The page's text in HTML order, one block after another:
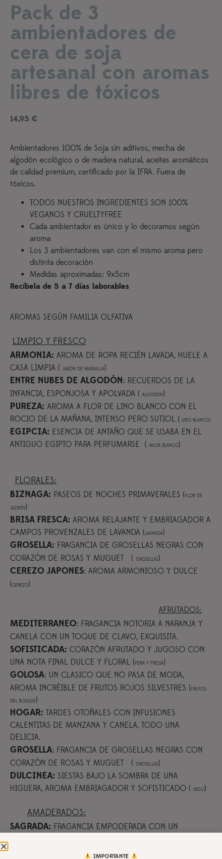
Pack de 3
ambientadores de
cera de soja
artesanal con aromas
libres de tóxicos
14,95 €
Ambientadores 100% de Soja sin aditivos, mecha de
algodón ecológico o de madera natural, aceites aromáticos
de calidad premium, certificado por la IFRA. Fuera de
tóxicos.
TODOS NUESTROS INGREDIENTES SON 100%
VEGANOS Y CRUELTYFREE
Cada ambientador es único y lo decoramos según
aroma
Los 3 ambientadores van con el mismo aroma pero
distinta decoración
Medidas aproximadas: 9x5cm
Recíbela de 5 a 7 días laborables
AROMAS SEGÚN FAMILIA OLFATIVA
LIMPIO Y FRESCO
ARMONIA: AROMA DE ROPA RECIÉN LAVADA, HUELE A
CASA LIMPIA ( JABÓN DE MARSELLA)
ENTRE NUBES DE ALGODÓN: RECUERDOS DE LA
INFANCIA, ESPONJOSA Y APOLVADA ( ALGODÓN)
PUREZA: AROMA A FLOR DE LINO BLANCO CON EL
ROCIO DE LA MAÑANA, INTENSO PERO SUTIOL ( LINO BLANCO)
EGIPCIA: ESENCIA DE ANTAÑO QUE SE USABA EN EL
ANTIGUO EGIPTO PARA PERFUMARSE ( MUSK BLANCO)
FLORALES:
BIZNAGA: PASEOS DE NOCHES PRIMAVERALES (FLOR DE
JAZMÍN)
BRISA FRESCA: AROMA RELAJANTE Y EMBRIAGADOR A
CAMPOS PROVENZALES DE LAVANDA (LAVANDA)
GROSELLA: FRAGANCIA DE GROSELLAS NEGRAS CON
CORAZÓN DE ROSAS Y MUGUET ( GROSELLAS)
CEREZO JAPONES: AROMA ARMONIOSO Y DULCE
(CEREZO)
AFRUTADOS:
MEDITERRANEO: FRAGANCIA NOTORIA A NARANJA Y
CANELA CON UN TOQUE DE CLAVO, EXQUISITA.
SOFISTICADA: CORAZÓN AFRUTADO Y JUGOSO CON
UNA NOTA FINAL DULCE Y FLORAL (PERA Y FRESIA)
GOLOSA: UN CLASICO QUE NO PASA DE MODA,
AROMA INCRÉIBLE DE FRUTOS ROJOS SILVESTRES (FRUTOS
DEL BOSQUE)
HOGAR: TARDES OTOÑALES CON INFUSIONES
CALENTITAS DE MANZANA Y CANELA, TODO UNA
DELICIA.
GROSELLA: FRAGANCIA DE GROSELLAS NEGRAS CON
CORAZÓN DE ROSAS Y MUGUET ( GROSELLAS)
DULCINEA: SIESTAS BAJO LA SOMBRA DE UNA
HIGUERA, AROMA EMBRIAGADOR Y SOFISTICADO ( HIGO)
AMADERADOS:
SAGRADA: FRAGANCIA EMPODERADA CON UN
MADRE NATURALEZA:AROMA AMADERADO Y
IMPORTANTE